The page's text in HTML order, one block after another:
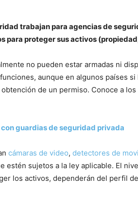
trabajan para agencias de
para proteger sus activos
no pueden estar armadas ni
aunque en algunos países
de un permiso. Conoce a
guardias de seguridad privada
cámaras de video, detectores de
estén sujetos a la ley aplicable. El
los activos, dependerán del perfil